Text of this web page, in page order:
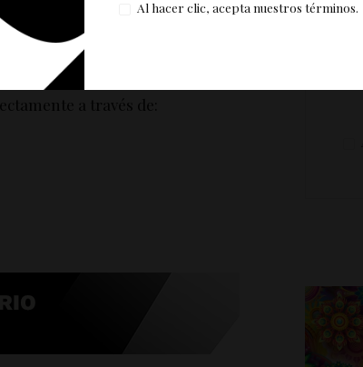
Al hacer clic, acepta nuestros términos.
Mundial y luego se extenderá
y al tenis.
a través de: